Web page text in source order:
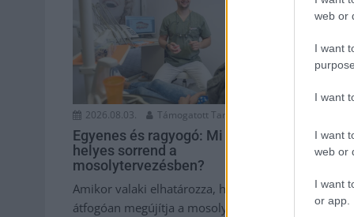
web or
I want
I want
I want
web or
I want
or app.
2026.08.03. Támogatott Tartalom
Egyenes és ragyogó: Mi a
helyes sorrend a
mosolytervezésben?
Amikor valaki elhatározza, hogy
átfogóan megújítja a mosolyát,
Nyári
a
Amikor a
feljebb